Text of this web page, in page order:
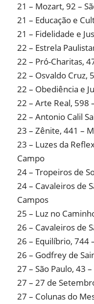
21 – Mozart, 92 –
21 – Educação e
21 – Fidelidade e
22 – Estrela
22 – Pró-Charitas,
22 – Osvaldo Cruz,
22 – Obediência e
22 – Arte Real, 598
22 – Antonio Calil
23 – Zênite, 441 –
23 – Luzes da
Campo
24 – Tropeiros de
24 – Cavaleiros de
Campos
25 – Luz no
26 – Cavaleiros de
26 – Equilíbrio, 744
26 – Godfrey de
27 – São Paulo, 43
27 – 27 de
27 – Colunas do